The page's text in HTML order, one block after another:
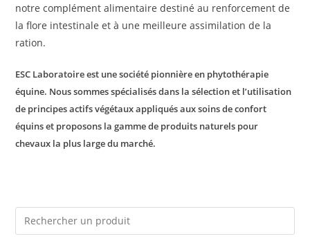
notre complément alimentaire destiné au renforcement de
la flore intestinale et à une meilleure assimilation de la
ration.
ESC Laboratoire est une société pionnière en phytothérapie
équine. Nous sommes spécialisés dans la sélection et l’utilisation
de principes actifs végétaux appliqués aux soins de confort
équins et proposons la gamme de produits naturels pour
chevaux la plus large du marché.